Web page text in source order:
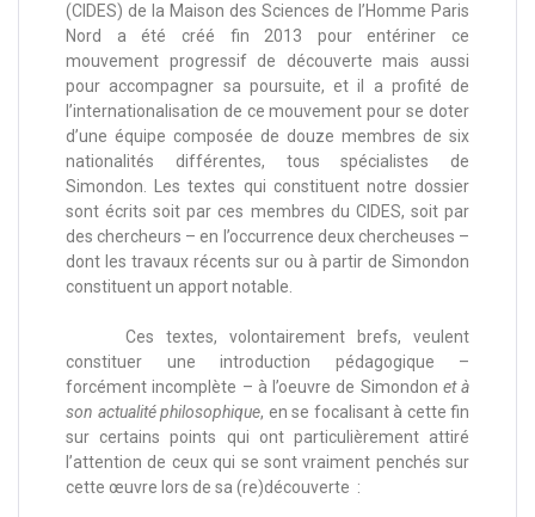
(CIDES) de la Maison des Sciences de l’Homme Paris
Nord a été créé fin 2013 pour entériner ce
mouvement progressif de découverte mais aussi
pour accompagner sa poursuite, et il a profité de
l’internationalisation de ce mouvement pour se doter
d’une équipe composée de douze membres de six
nationalités différentes, tous spécialistes de
Simondon. Les textes qui constituent notre dossier
sont écrits soit par ces membres du CIDES, soit par
des chercheurs – en l’occurrence deux chercheuses –
dont les travaux récents sur ou à partir de Simondon
constituent un apport notable.
Ces textes, volontairement brefs, veulent
constituer une introduction pédagogique –
forcément incomplète – à l’oeuvre de Simondon et à
son actualité philosophique, en se focalisant à cette fin
sur certains points qui ont particulièrement attiré
l’attention de ceux qui se sont vraiment penchés sur
cette œuvre lors de sa (re)découverte :